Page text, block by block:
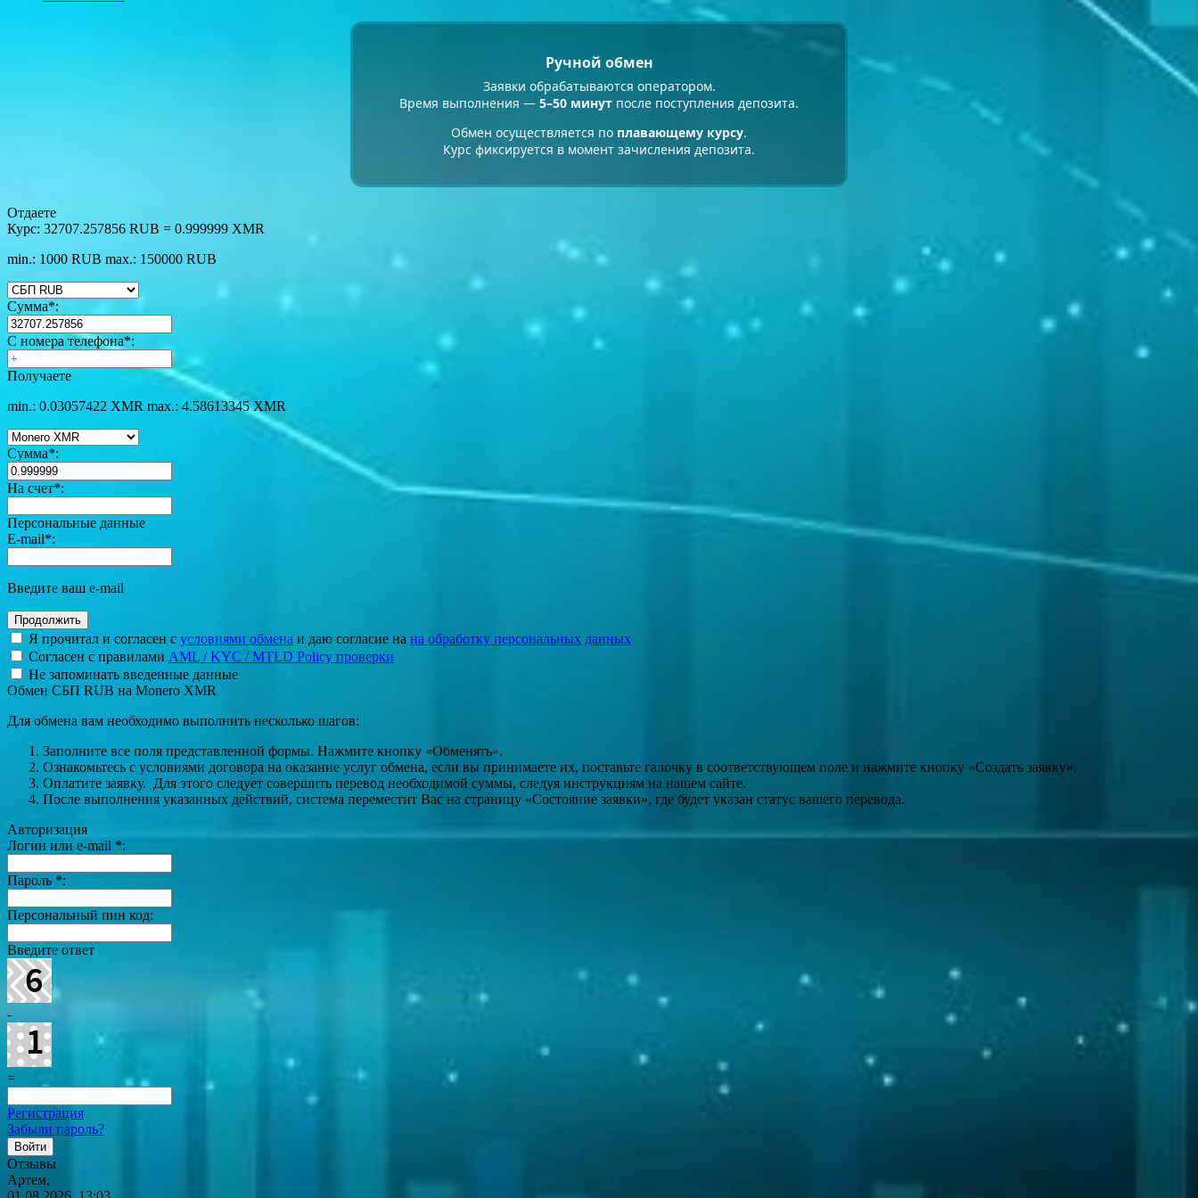
Ручной обмен
Заявки обрабатываются оператором.
Время выполнения — 5–50 минут после поступления депозита.
Обмен осуществляется по плавающему курсу.
Курс фиксируется в момент зачисления депозита.
Отдаете
Курс: 32707.257856 RUB = 0.999999 XMR
min.: 1000 RUB max.: 150000 RUB
Сумма*:
С номера телефона*:
Получаете
min.: 0.03057422 XMR max.: 4.58613345 XMR
Сумма*:
На счет*:
Персональные данные
E-mail*:
Введите ваш e-mail
Я прочитал и согласен с условиями обмена и даю согласие на на обработку персональных данных
Согласен с правилами AML / KYC / MTLD Policy проверки
Не запоминать введенные данные
Обмен СБП RUB на Monero XMR
Для обмена вам необходимо выполнить несколько шагов:
Заполните все поля представленной формы. Нажмите кнопку «Обменять».
Ознакомьтесь с условиями договора на оказание услуг обмена, если вы принимаете их, поставьте галочку в соответствующем поле и нажмите кнопку «Создать заявку».
Оплатите заявку. Для этого следует совершить перевод необходимой суммы, следуя инструкциям на нашем сайте.
После выполнения указанных действий, система переместит Вас на страницу «Состояние заявки», где будет указан статус вашего перевода.
Авторизация
Логин или e-mail *:
Пароль *:
Персональный пин код:
Введите ответ
-
=
Регистрация
Забыли пароль?
Отзывы
Артем,